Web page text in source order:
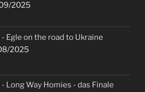
2025
Egle on the road to Ukraine
2025
Long Way Homies - das Finale